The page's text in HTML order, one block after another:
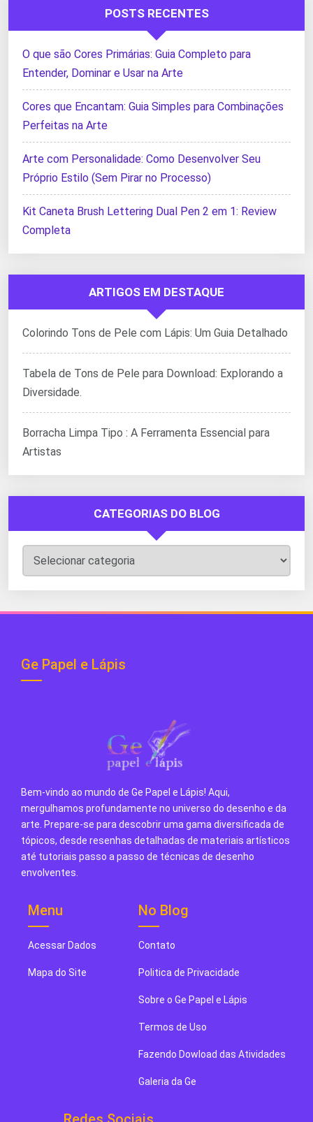
POSTS RECENTES
O que são Cores Primárias: Guia Completo para
Entender, Dominar e Usar na Arte
Cores que Encantam: Guia Simples para Combinações
Perfeitas na Arte
Arte com Personalidade: Como Desenvolver Seu
Próprio Estilo (Sem Pirar no Processo)
Kit Caneta Brush Lettering Dual Pen 2 em 1: Review
Completa
ARTIGOS EM DESTAQUE
Colorindo Tons de Pele com Lápis: Um Guia Detalhado
Tabela de Tons de Pele para Download: Explorando a
Diversidade.
Borracha Limpa Tipo : A Ferramenta Essencial para
Artistas
CATEGORIAS DO BLOG
Categorias
do
Blog
Ge Papel e Lápis
Bem-vindo ao mundo de Ge Papel e Lápis! Aqui,
mergulhamos profundamente no universo do desenho e da
arte. Prepare-se para descobrir uma gama diversificada de
tópicos, desde resenhas detalhadas de materiais artísticos
até tutoriais passo a passo de técnicas de desenho
envolventes.
Menu
Acessar Dados
Mapa do Site
No Blog
Contato
Politica de Privacidade
Sobre o Ge Papel e Lápis
Termos de Uso
Fazendo Dowload das Atividades
Galeria da Ge